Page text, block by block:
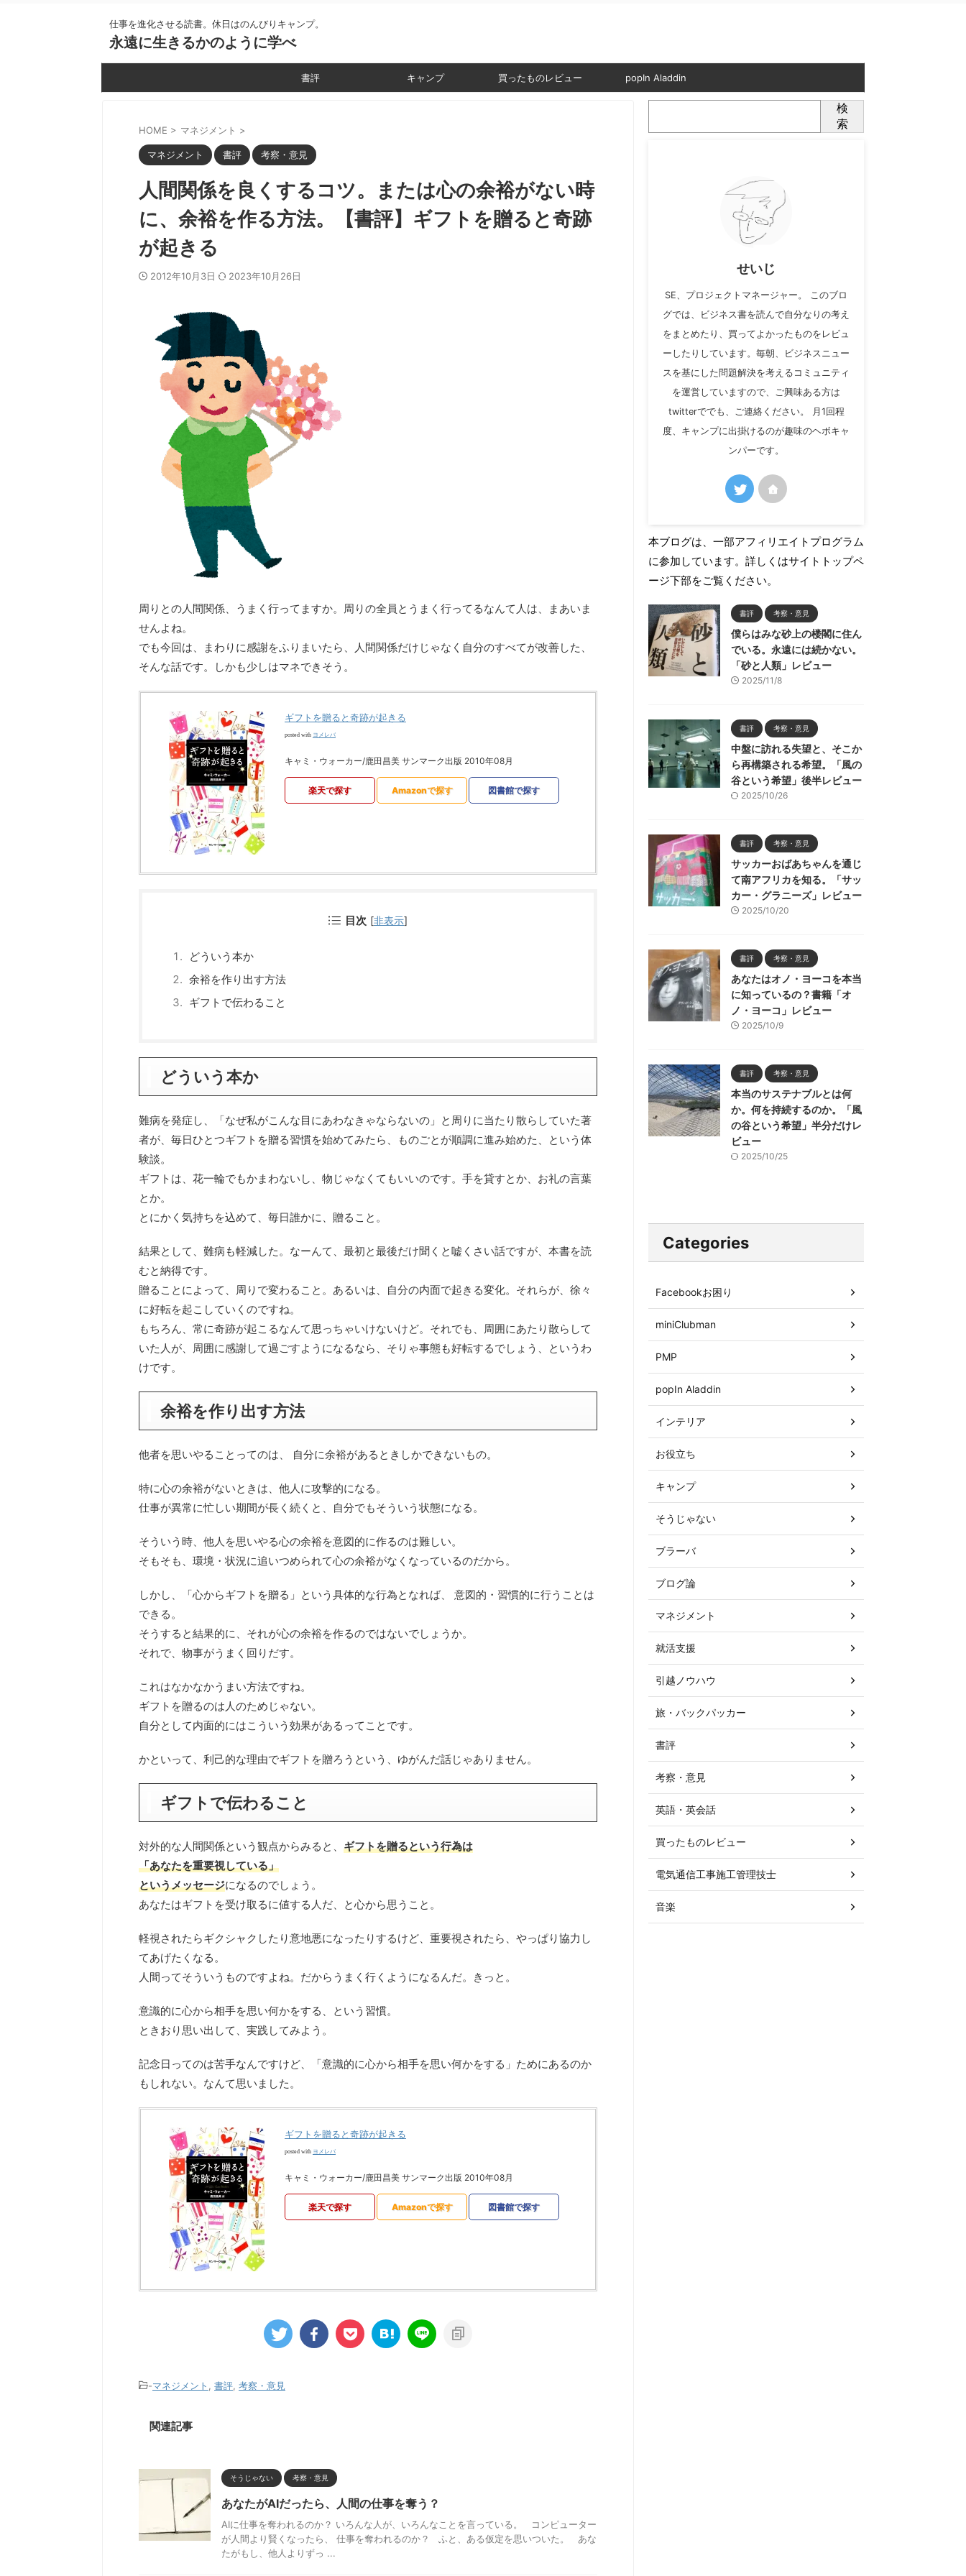
仕事を進化させる読書。休日はのんびりキャンプ。
永遠に生きるかのように学べ
書評 キャンプ 買ったものレビュー popIn Aladdin
HOME > マネジメント >
マネジメント 書評 考察・意見
人間関係を良くするコツ。または心の余裕がない時
に、余裕を作る方法。【書評】ギフトを贈ると奇跡
が起きる
2012年10月3日 2023年10月26日
周りとの人間関係、うまく行ってますか。周りの全員とうまく行ってるなんて人は、まあいま
せんよね。
でも今回は、まわりに感謝をふりまいたら、人間関係だけじゃなく自分のすべてが改善した、
そんな話です。しかも少しはマネできそう。
ギフトを贈ると奇跡が起きる
posted with ヨメレバ
キャミ・ウォーカー/鹿田昌美 サンマーク出版 2010年08月
楽天で探す Amazonで探す 図書館で探す
目次 [非表示]
どういう本か
余裕を作り出す方法
ギフトで伝わること
どういう本か
難病を発症し、「なぜ私がこんな目にあわなきゃならないの」と周りに当たり散らしていた著
者が、毎日ひとつギフトを贈る習慣を始めてみたら、ものごとが順調に進み始めた、という体
験談。
ギフトは、花一輪でもかまわないし、物じゃなくてもいいのです。手を貸すとか、お礼の言葉
とか。
とにかく気持ちを込めて、毎日誰かに、贈ること。
結果として、難病も軽減した。なーんて、最初と最後だけ聞くと嘘くさい話ですが、本書を読
むと納得です。
贈ることによって、周りで変わること。あるいは、自分の内面で起きる変化。それらが、徐々
に好転を起こしていくのですね。
もちろん、常に奇跡が起こるなんて思っちゃいけないけど。それでも、周囲にあたり散らして
いた人が、周囲に感謝して過ごすようになるなら、そりゃ事態も好転するでしょう、というわ
けです。
余裕を作り出す方法
他者を思いやることってのは、 自分に余裕があるときしかできないもの。
特に心の余裕がないときは、他人に攻撃的になる。
仕事が異常に忙しい期間が長く続くと、自分でもそういう状態になる。
そういう時、他人を思いやる心の余裕を意図的に作るのは難しい。
そもそも、環境・状況に追いつめられて心の余裕がなくなっているのだから。
しかし、「心からギフトを贈る」という具体的な行為となれば、 意図的・習慣的に行うことは
できる。
そうすると結果的に、それが心の余裕を作るのではないでしょうか。
それで、物事がうまく回りだす。
これはなかなかうまい方法ですね。
ギフトを贈るのは人のためじゃない。
自分として内面的にはこういう効果があるってことです。
かといって、利己的な理由でギフトを贈ろうという、ゆがんだ話じゃありません。
ギフトで伝わること
対外的な人間関係という観点からみると、 ギフトを贈るという行為は
「あなたを重要視している」
というメッセージになるのでしょう。
あなたはギフトを受け取るに値する人だ、と心から思うこと。
軽視されたらギクシャクしたり意地悪になったりするけど、重要視されたら、やっぱり協力し
てあげたくなる。
人間ってそういうものですよね。だからうまく行くようになるんだ。きっと。
意識的に心から相手を思い何かをする、という習慣。
ときおり思い出して、実践してみよう。
記念日ってのは苦手なんですけど、「意識的に心から相手を思い何かをする」ためにあるのか
もしれない。なんて思いました。
ギフトを贈ると奇跡が起きる
posted with ヨメレバ
キャミ・ウォーカー/鹿田昌美 サンマーク出版 2010年08月
楽天で探す Amazonで探す 図書館で探す
-マネジメント 書評 考察・意見
関連記事
そうじゃない 考察・意見
あなたがAIだったら、人間の仕事を奪う？
AIに仕事を奪われるのか？ いろんな人が、いろんなことを言っている。 コンピューター
が人間より賢くなったら、 仕事を奪われるのか？ ふと、ある仮定を思いついた。 あな
たがもし、他人よりずっ ...
検
索
せいじ
SE、プロジェクトマネージャー。 このブロ
グでは、ビジネス書を読んで自分なりの考え
をまとめたり、買ってよかったものをレビュ
ーしたりしています。毎朝、ビジネスニュー
スを基にした問題解決を考えるコミュニティ
を運営していますので、ご興味ある方は
twitterででも、ご連絡ください。 月1回程
度、キャンプに出掛けるのが趣味のヘボキャ
ンパーです。
本ブログは、一部アフィリエイトプログラム
に参加しています。詳しくはサイトトップペ
ージ下部をご覧ください。
書評 考察・意見
僕らはみな砂上の楼閣に住ん
でいる。永遠には続かない。
「砂と人類」レビュー
2025/11/8
書評 考察・意見
中盤に訪れる失望と、そこか
ら再構築される希望。「風の
谷という希望」後半レビュー
2025/10/26
書評 考察・意見
サッカーおばあちゃんを通じ
て南アフリカを知る。「サッ
カー・グラニーズ」レビュー
2025/10/20
書評 考察・意見
あなたはオノ・ヨーコを本当
に知っているの？書籍「オ
ノ・ヨーコ」レビュー
2025/10/9
書評 考察・意見
本当のサステナブルとは何
か。何を持続するのか。「風
の谷という希望」半分だけレ
ビュー
2025/10/25
Categories
Facebookお困り
miniClubman
PMP
popIn Aladdin
インテリア
お役立ち
キャンプ
そうじゃない
ブラーバ
ブログ論
マネジメント
就活支援
引越ノウハウ
旅・バックパッカー
書評
考察・意見
英語・英会話
買ったものレビュー
電気通信工事施工管理技士
音楽